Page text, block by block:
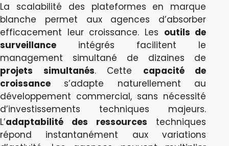
La scalabilité des plateformes en marque
blanche permet aux agences d’absorber
efficacement leur croissance. Les outils de
surveillance intégrés facilitent le
management simultané de dizaines de
projets simultanés. Cette capacité de
croissance s’adapte naturellement au
développement commercial, sans nécessité
d’investissements techniques majeurs.
L’adaptabilité des ressources techniques
répond instantanément aux variations